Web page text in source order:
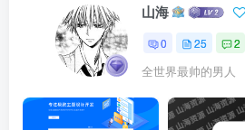
山海
0 25 2
全世界最帅的男人